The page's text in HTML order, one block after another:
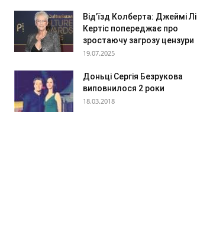
Від’їзд Колберта: Джеймі Лі
Кертіс попереджає про
зростаючу загрозу цензури
19.07.2025
Доньці Сергія Безрукова
виповнилося 2 роки
18.03.2018